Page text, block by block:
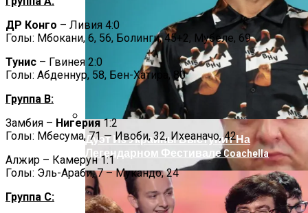
Легковушку: Двое Погибших
Дуэт Из Украины Выступит На
Легендарном Фестивале Coachella
ДР Конго – Ливия 4:0
Голы: Мбокани, 6, 56, Болинги, 45+2, Мубеле, 69
Тунис – Гвинея 2:0
Голы: Абденнур, 58, Бен-Хатира, 80
Группа B:
Замбия – Нигерия1:2
Голы: Мбесума, 71 — Ивоби, 32, Ихеаначо, 42
Алжир – Камерун 1:1
Голы: Эль-Араби, 7 – Мукандо, 24
Группа C: